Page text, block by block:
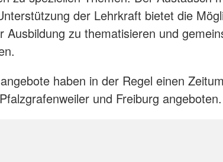
der Lehrkraft bietet die
Ausbildung zu thematisieren und
haben in der Regel einen
und Freiburg angeboten.